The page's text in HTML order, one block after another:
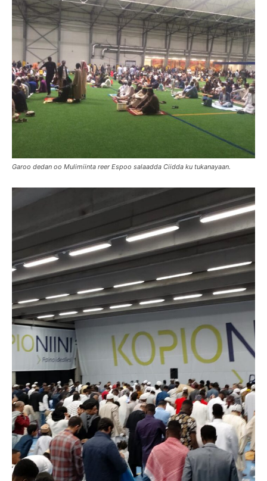
Garoo dedan oo Mulimiinta reer Espoo salaadda Ciidda ku tukanayaan.